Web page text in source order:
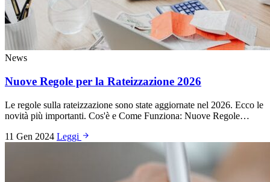
News
Nuove Regole per la Rateizzazione 2026
Le regole sulla rateizzazione sono state aggiornate nel 2026. Ecco le
novità più importanti. Cos'è e Come Funziona: Nuove Regole…
11 Gen 2024 Leggi